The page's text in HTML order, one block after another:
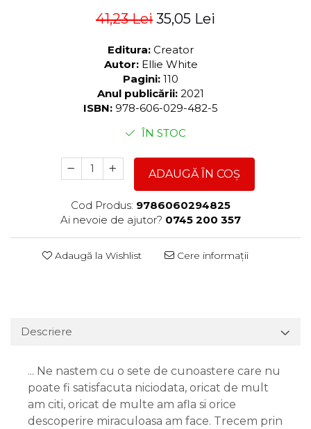
41,23 Lei 35,05 Lei
Editura: Creator
Autor: Ellie White
Pagini: 110
Anul publicării: 2021
ISBN: 978-606-029-482-5
ÎN STOC
ADAUGĂ ÎN COȘ
Cod Produs: 9786060294825
Ai nevoie de ajutor? 0745 200 357
Adaugă la Wishlist Cere informații
Descriere
... Ne nastem cu o sete de cunoastere care nu
poate fi satisfacuta niciodata, oricat de mult
am citi, oricat de multe am afla si orice
descoperire miraculoasa am face. Trecem prin